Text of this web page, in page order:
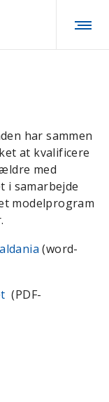
har sammen
at kvalificere
med
i samarbejde
modelprogram
(word-
(PDF-